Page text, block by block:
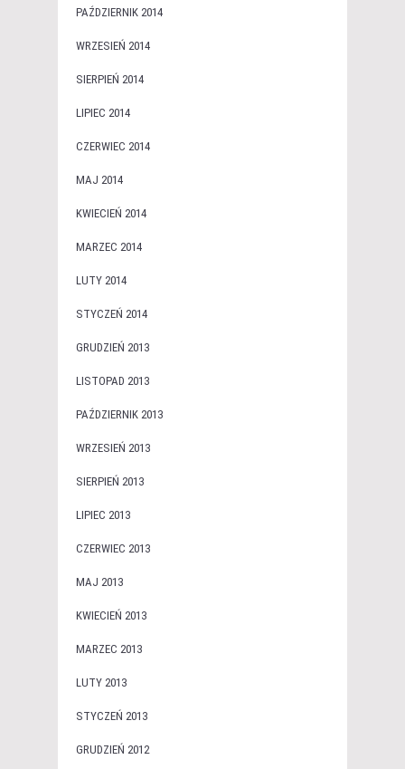
PAŹDZIERNIK 2014
WRZESIEŃ 2014
SIERPIEŃ 2014
LIPIEC 2014
CZERWIEC 2014
MAJ 2014
KWIECIEŃ 2014
MARZEC 2014
LUTY 2014
STYCZEŃ 2014
GRUDZIEŃ 2013
LISTOPAD 2013
PAŹDZIERNIK 2013
WRZESIEŃ 2013
SIERPIEŃ 2013
LIPIEC 2013
CZERWIEC 2013
MAJ 2013
KWIECIEŃ 2013
MARZEC 2013
LUTY 2013
STYCZEŃ 2013
GRUDZIEŃ 2012